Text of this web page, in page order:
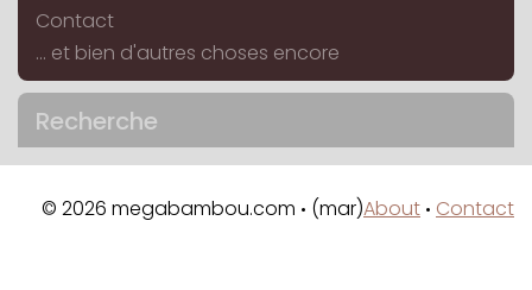
Contact
... et bien d'autres choses encore
Recherche
© 2026 megabambou.com • (mar)About • Contact